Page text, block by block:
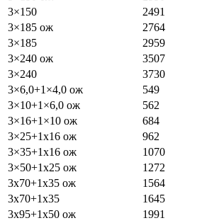
3×150
2491
3×185 ож
2764
3×185
2959
3×240 ож
3507
3×240
3730
3×6,0+1×4,0 ож
549
3×10+1×6,0 ож
562
3×16+1×10 ож
684
3×25+1х16 ож
962
3×35+1х16 ож
1070
3×50+1х25 ож
1272
3х70+1х35 ож
1564
3х70+1х35
1645
3х95+1х50 ож
1991